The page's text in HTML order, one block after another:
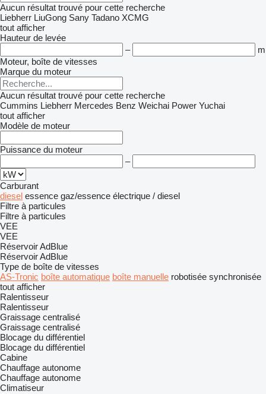
Aucun résultat trouvé pour cette recherche
Liebherr LiuGong Sany Tadano XCMG
tout afficher
Hauteur de levée
–
m
Moteur, boîte de vitesses
Marque du moteur
Aucun résultat trouvé pour cette recherche
Cummins Liebherr Mercedes Benz Weichai Power Yuchai
tout afficher
Modèle de moteur
Puissance du moteur
–
Carburant
diesel essence gaz/essence électrique / diesel
Filtre à particules
Filtre à particules
VEE
VEE
Réservoir AdBlue
Réservoir AdBlue
Type de boîte de vitesses
AS-Tronic boîte automatique boîte manuelle robotisée synchronisée
tout afficher
Ralentisseur
Ralentisseur
Graissage centralisé
Graissage centralisé
Blocage du différentiel
Blocage du différentiel
Cabine
Chauffage autonome
Chauffage autonome
Climatiseur